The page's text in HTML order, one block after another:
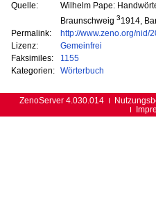
Quelle:
Wilhelm Pape:
Braunschweig 31914,
Permalink:
http://www.zeno.org/nid/
Lizenz:
Gemeinfrei
Faksimiles:
1155
Kategorien:
Wörterbuch
ZenoServer 4.030.014